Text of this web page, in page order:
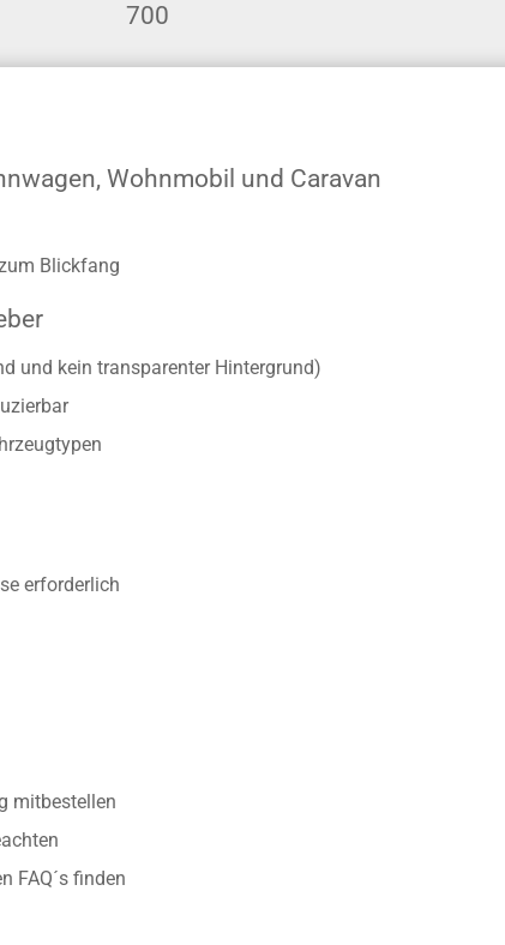
700
Wohnmobil und Caravan
Blickfang
und kein transparenter Hintergrund)
erforderlich
mitbestellen
FAQ´s finden